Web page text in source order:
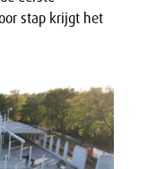
stap krijgt het